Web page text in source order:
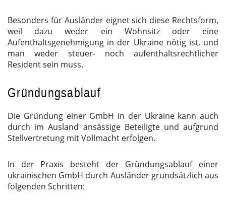
Besonders für Ausländer eignet sich diese Rechtsform,
weil dazu weder ein Wohnsitz oder eine
Aufenthaltsgenehmigung in der Ukraine nötig ist, und
man weder steuer- noch aufenthaltsrechtlicher
Resident sein muss.
Gründungsablauf
Die Gründung einer GmbH in der Ukraine kann auch
durch im Ausland ansässige Beteiligte und aufgrund
Stellvertretung mit Vollmacht erfolgen.
In der Praxis besteht der Gründungsablauf einer
ukrainischen GmbH durch Ausländer grundsätzlich aus
folgenden Schritten: